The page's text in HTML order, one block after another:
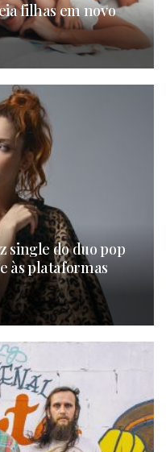
filhas em novo
single do duo pop
às plataformas